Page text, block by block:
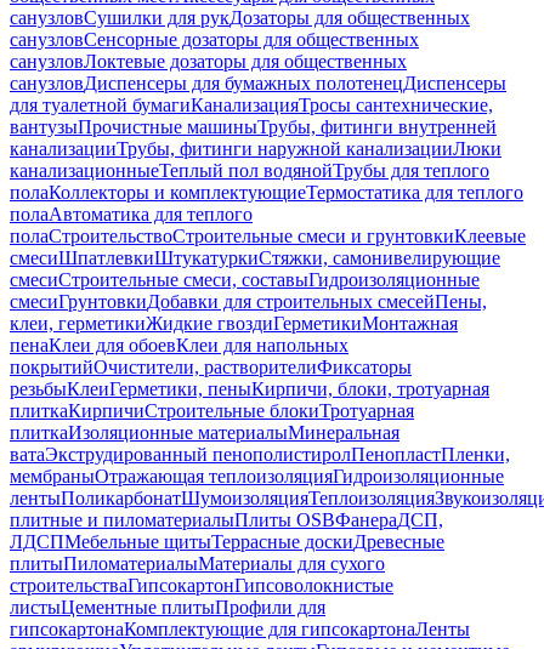
санузловСушилки для рукДозаторы для общественных
санузловСенсорные дозаторы для общественных
санузловЛоктевые дозаторы для общественных
санузловДиспенсеры для бумажных полотенецДиспенсеры
для туалетной бумагиКанализацияТросы сантехнические,
вантузыПрочистные машиныТрубы, фитинги внутренней
канализацииТрубы, фитинги наружной канализацииЛюки
канализационныеТеплый пол водянойТрубы для теплого
полаКоллекторы и комплектующиеТермостатика для теплого
полаАвтоматика для теплого
полаСтроительствоСтроительные смеси и грунтовкиКлеевые
смесиШпатлевкиШтукатуркиСтяжки, самонивелирующие
смесиСтроительные смеси, составыГидроизоляционные
смесиГрунтовкиДобавки для строительных смесейПены,
клеи, герметикиЖидкие гвоздиГерметикиМонтажная
пенаКлеи для обоевКлеи для напольных
покрытийОчистители, растворителиФиксаторы
резьбыКлеиГерметики, пеныКирпичи, блоки, тротуарная
плиткаКирпичиСтроительные блокиТротуарная
плиткаИзоляционные материалыМинеральная
ватаЭкструдированный пенополистиролПенопластПленки,
мембраныОтражающая теплоизоляцияГидроизоляционные
лентыПоликарбонатШумоизоляцияТеплоизоляция
плитные и пиломатериалыПлиты OSBФанераДСП,
ЛДСПМебельные щитыТеррасные доскиДревесные
плитыПиломатериалыМатериалы для сухого
строительстваГипсокартонГипсоволокнистые
листыЦементные плитыПрофили для
гипсокартонаКомплектующие для гипсокартонаЛенты